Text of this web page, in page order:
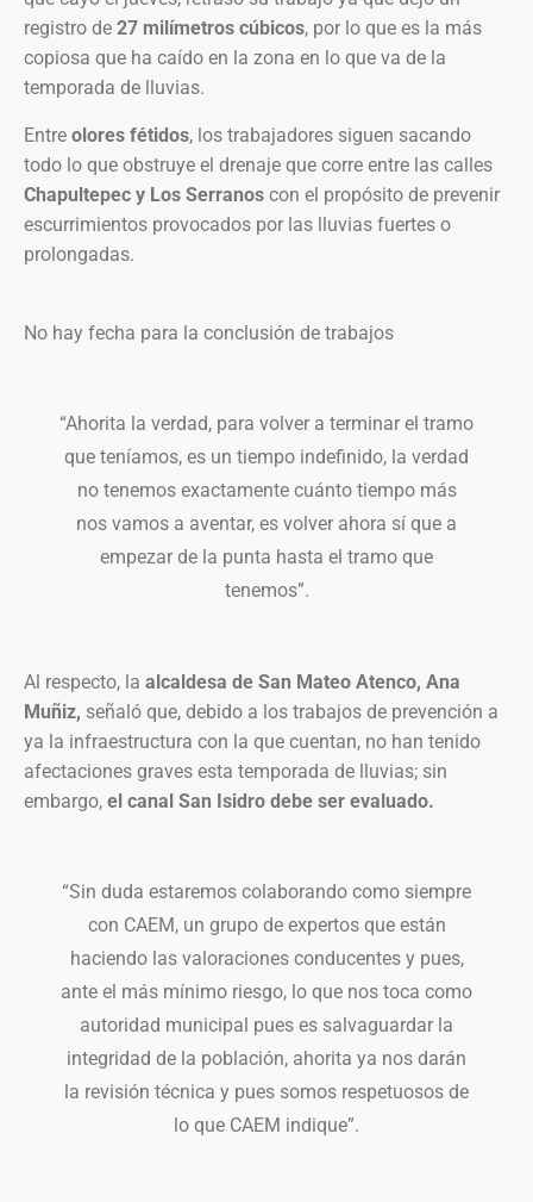
registro de 27 milímetros cúbicos, por lo que es la más
copiosa que ha caído en la zona en lo que va de la
temporada de lluvias.
Entre olores fétidos, los trabajadores siguen sacando
todo lo que obstruye el drenaje que corre entre las calles
Chapultepec y Los Serranos con el propósito de prevenir
escurrimientos provocados por las lluvias fuertes o
prolongadas.
No hay fecha para la conclusión de trabajos
“Ahorita la verdad, para volver a terminar el tramo
que teníamos, es un tiempo indefinido, la verdad
no tenemos exactamente cuánto tiempo más
nos vamos a aventar, es volver ahora sí que a
empezar de la punta hasta el tramo que
tenemos”.
Al respecto, la alcaldesa de San Mateo Atenco, Ana
Muñiz, señaló que, debido a los trabajos de prevención a
ya la infraestructura con la que cuentan, no han tenido
afectaciones graves esta temporada de lluvias; sin
embargo, el canal San Isidro debe ser evaluado.
“Sin duda estaremos colaborando como siempre
con CAEM, un grupo de expertos que están
haciendo las valoraciones conducentes y pues,
ante el más mínimo riesgo, lo que nos toca como
autoridad municipal pues es salvaguardar la
integridad de la población, ahorita ya nos darán
la revisión técnica y pues somos respetuosos de
lo que CAEM indique”.